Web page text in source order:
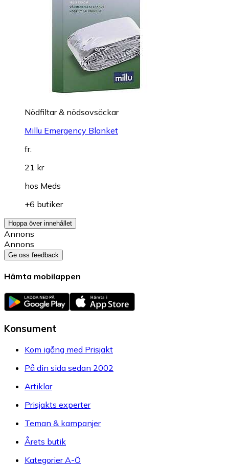
Nödfiltar & nödsovsäckar
Millu Emergency Blanket
fr.
21 kr
hos Meds
+6 butiker
Hoppa över innehållet
Annons
Annons
Ge oss feedback
Hämta mobilappen
Konsument
Kom igång med Prisjakt
På din sida sedan 2002
Artiklar
Prisjakts experter
Teman & kampanjer
Årets butik
Kategorier A-Ö